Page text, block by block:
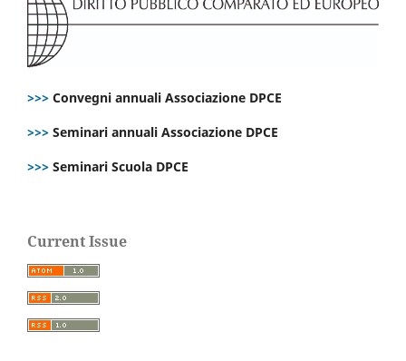
>>> Convegni annuali Associazione DPCE
>>> Seminari annuali Associazione DPCE
>>> Seminari Scuola DPCE
Current Issue